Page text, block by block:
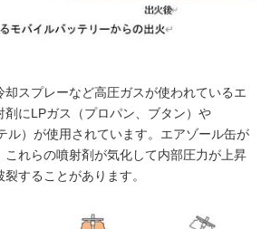
スプレーなど高圧ガスが使われているエ
剤にLPガス（プロパン、ブタン）や
ル）が使用されています。エアゾール缶が
これらの噴射剤が気化して内部圧力が上昇
することがあります。